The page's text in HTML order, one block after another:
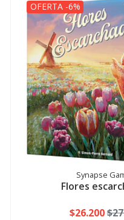
OFERTA -6%
Synapse
Flores
$26.200